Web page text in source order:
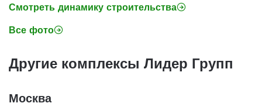
Смотреть динамику строительства
Все фото
Другие комплексы Лидер Групп
Москва